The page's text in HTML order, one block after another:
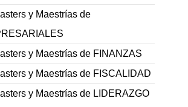
y Maestrías de
y Maestrías de FINANZAS
y Maestrías de FISCALIDAD
y Maestrías de LIDERAZGO